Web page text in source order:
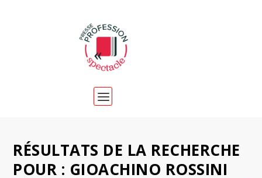
RÉSULTATS DE LA RECHERCHE
POUR : GIOACHINO ROSSINI